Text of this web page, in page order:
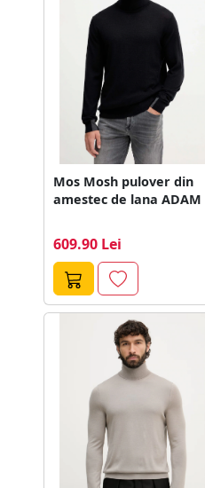
Mos Mosh pulover din
amestec de lana ADAM
609.90 Lei